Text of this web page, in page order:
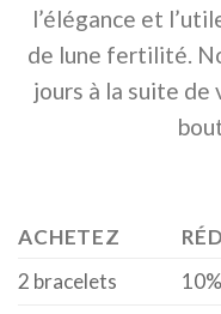
l’élégance et
de lune fertilité.
jours à la suite de
ACHETEZ
2 bracelets
10%